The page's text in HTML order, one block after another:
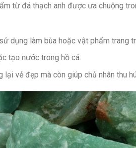
từ đá thạch anh được ưa chuộng
dụng làm bùa hoặc vật phẩm trang
tạo nước trong hồ cá.
lại vẻ đẹp mà còn giúp chủ nhân thu